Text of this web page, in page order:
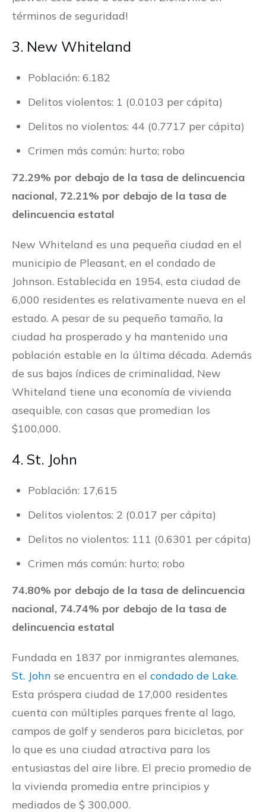
términos de seguridad!
3. New Whiteland
Población: 6.182
Delitos violentos: 1 (0.0103 per cápita)
Delitos no violentos: 44 (0.7717 per cápita)
Crimen más común: hurto; robo
72.29% por debajo de la tasa de delincuencia
nacional, 72.21% por debajo de la tasa de
delincuencia estatal
New Whiteland es una pequeña ciudad en el
municipio de Pleasant, en el condado de
Johnson. Establecida en 1954, esta ciudad de
6,000 residentes es relativamente nueva en el
estado. A pesar de su pequeño tamaño, la
ciudad ha prosperado y ha mantenido una
población estable en la última década. Además
de sus bajos índices de criminalidad, New
Whiteland tiene una economía de vivienda
asequible, con casas que promedian los
$100,000.
4. St. John
Población: 17,615
Delitos violentos: 2 (0.017 per cápita)
Delitos no violentos: 111 (0.6301 per cápita)
Crimen más común: hurto; robo
74.80% por debajo de la tasa de delincuencia
nacional, 74.74% por debajo de la tasa de
delincuencia estatal
Fundada en 1837 por inmigrantes alemanes,
St. John se encuentra en el condado de Lake.
Esta próspera ciudad de 17,000 residentes
cuenta con múltiples parques frente al lago,
campos de golf y senderos para bicicletas, por
lo que es una ciudad atractiva para los
entusiastas del aire libre. El precio promedio de
la vivienda promedia entre principios y
mediados de $ 300,000.